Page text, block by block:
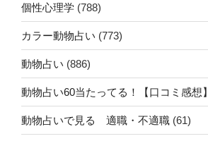
個性心理学 (788)
カラー動物占い (773)
動物占い (886)
動物占い60当たってる！【口コミ感想】
動物占いで見る 適職・不適職 (61)